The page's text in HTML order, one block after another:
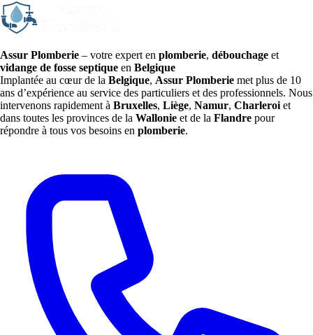
Assur Plomberie – votre expert en plomberie, débouchage et
vidange de fosse septique en Belgique
Implantée au cœur de la Belgique, Assur Plomberie met plus de 10
ans d’expérience au service des particuliers et des professionnels. Nous
intervenons rapidement à Bruxelles, Liège, Namur, Charleroi et
dans toutes les provinces de la Wallonie et de la Flandre pour
répondre à tous vos besoins en plomberie.